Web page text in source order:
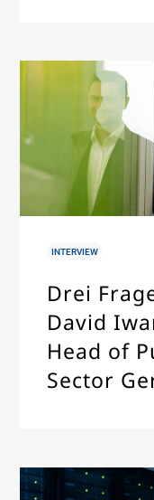
INTERVIEW
Drei
David
Head of
Sector